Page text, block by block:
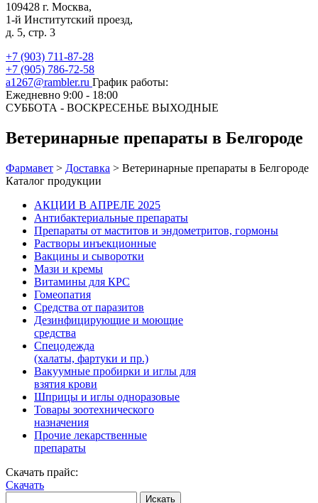
109428 г. Москва,
1-й Институтский проезд,
д. 5, стр. 3
+7 (903) 711-87-28
+7 (905) 786-72-58
a1267@rambler.ru График работы:
Ежедневно 9:00 - 18:00
СУББОТА - ВОСКРЕСЕНЬЕ ВЫХОДНЫЕ
Ветеринарные препараты в Белгороде
Фармавет > Доставка > Ветеринарные препараты в Белгороде
Каталог продукции
АКЦИИ В АПРЕЛЕ 2025
Антибактериальные препараты
Препараты от маститов и эндометритов, гормоны
Растворы инъекционные
Вакцины и сыворотки
Мази и кремы
Витамины для КРС
Гомеопатия
Средства от паразитов
Дезинфицирующие и моющие
средства
Спецодежда
(халаты, фартуки и пр.)
Вакуумные пробирки и иглы для
взятия крови
Шприцы и иглы одноразовые
Товары зоотехнического
назначения
Прочие лекарственные
препараты
Скачать прайс:
Скачать
Искать